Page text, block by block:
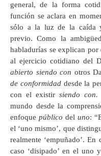
general, de la forma
función se aclara en
sólo a la luz de la caída
previo. Como la
habladurías se explican
al ejercicio cotidiano del
abierto siendo con otros
de conformidad desde la
con el existirsiendo con.
mundo desde la
enfoque público del uno:
el ‘uno mismo’, que
realmente ‘empuñado’.
caso ‘disipado’ en el uno